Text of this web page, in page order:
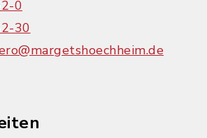
0
30